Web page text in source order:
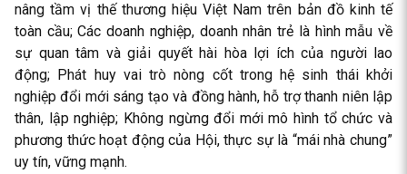
nâng tầm vị thế thương hiệu Việt Nam trên bản đồ kinh tế
toàn cầu; Các doanh nghiệp, doanh nhân trẻ là hình mẫu về
sự quan tâm và giải quyết hài hòa lợi ích của người lao
động; Phát huy vai trò nòng cốt trong hệ sinh thái khởi
nghiệp đổi mới sáng tạo và đồng hành, hỗ trợ thanh niên lập
thân, lập nghiệp; Không ngừng đổi mới mô hình tổ chức và
phương thức hoạt động của Hội, thực sự là “mái nhà chung”
uy tín, vững mạnh.